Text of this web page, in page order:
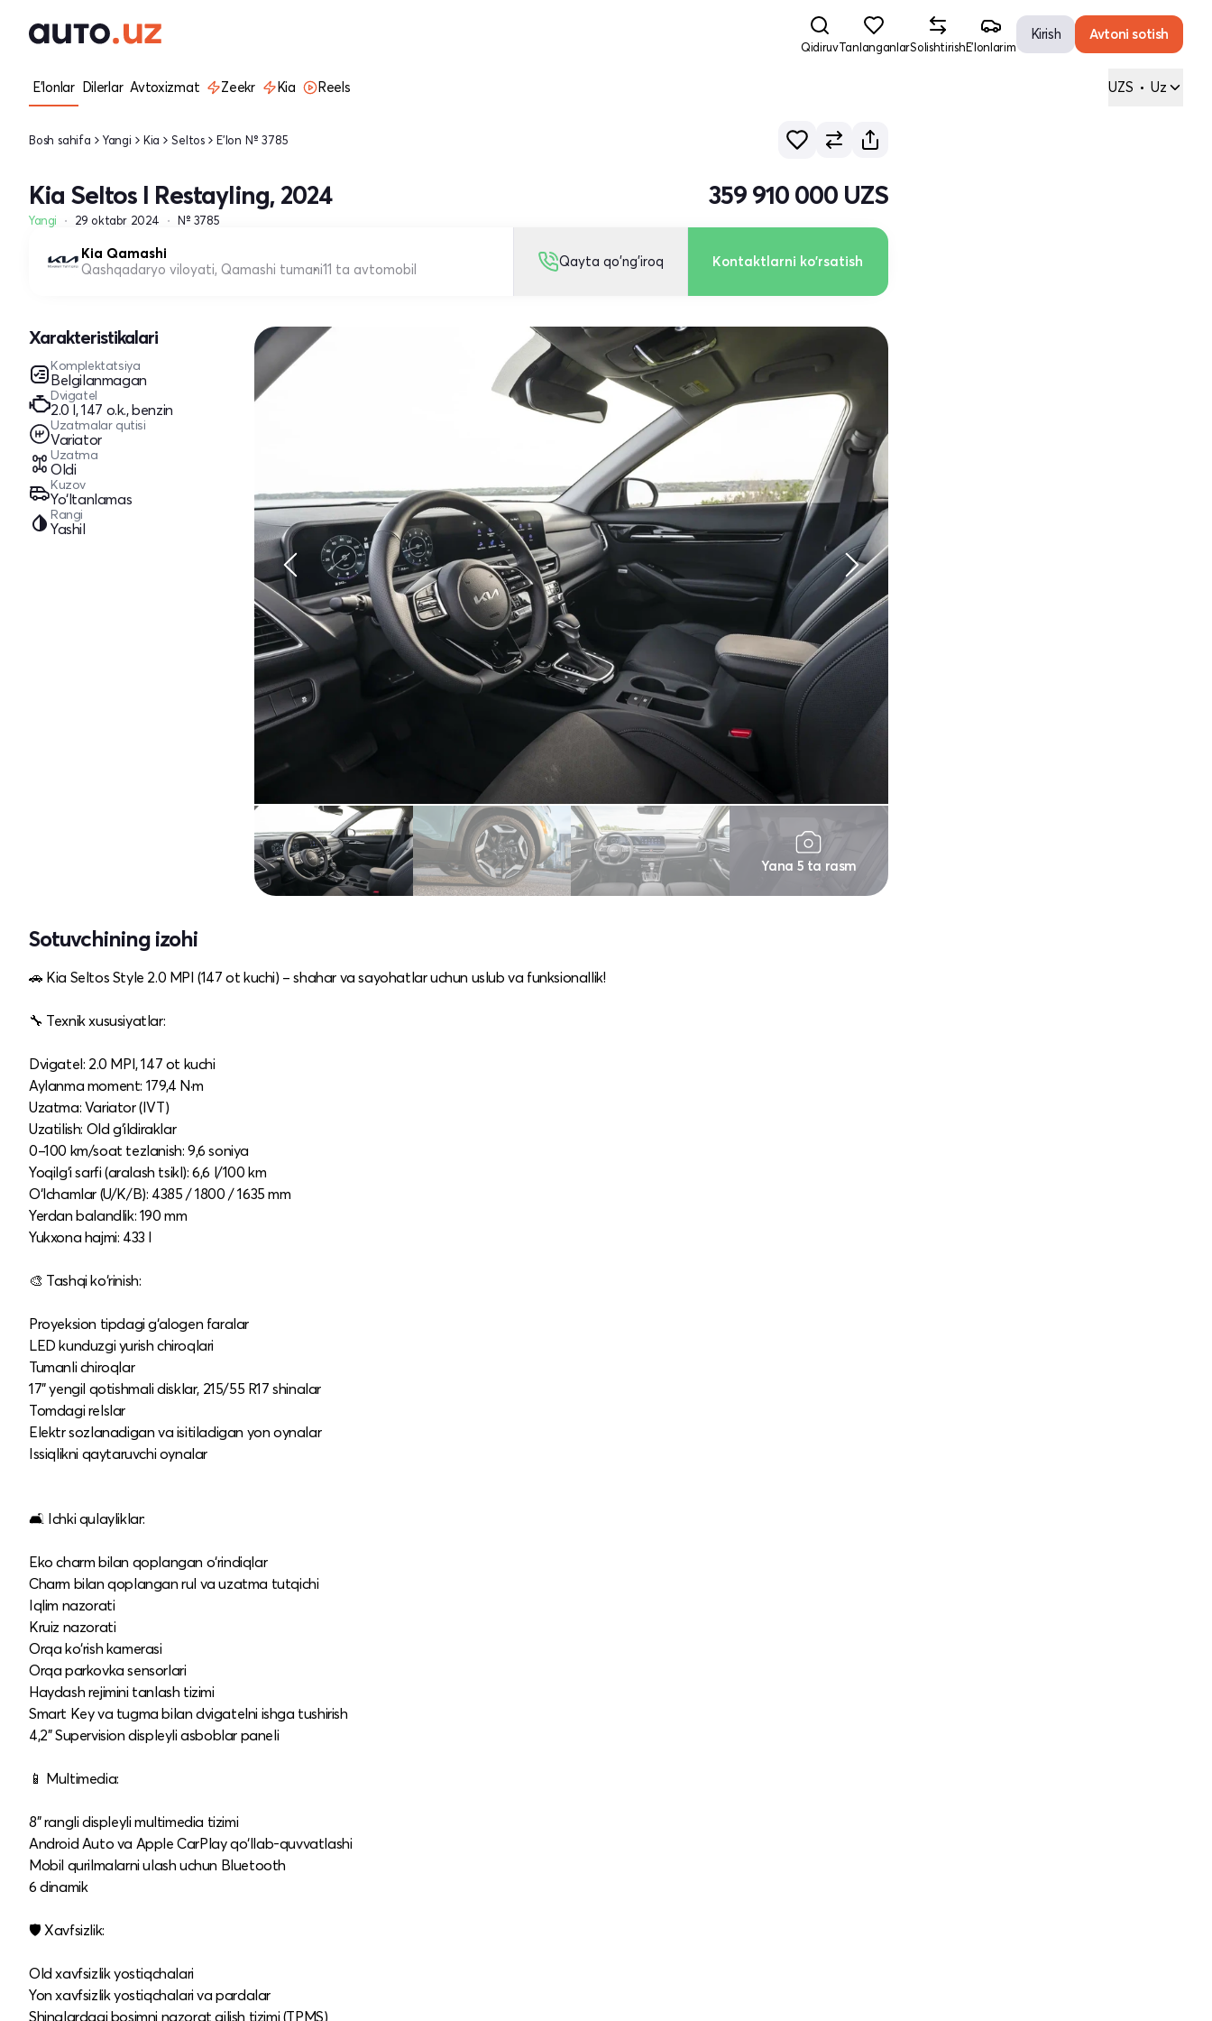
QidiruvTanlanganlarSolishtirishE'lonlarim
Kirish Avtoni sotish
E'lonlar Dilerlar Avtoxizmat Zeekr Kia Reels UZS • Uz
Bosh sahifa Yangi Kia Seltos E'lon № 3785
Kia Seltos I Restayling, 2024
Yangi 29 oktabr 2024 № 3785
359 910 000 UZS
Kia Qamashi
Qashqadaryo viloyati, Qamashi tumani11 ta avtomobil Qayta qo'ng'iroq Kontaktlarni ko'rsatish
Xarakteristikalari
Komplektatsiya
Belgilanmagan
Dvigatel
2.0 l, 147 o.k., benzin
Uzatmalar qutisi
Variator
Uzatma
Oldi
Kuzov
Yo‘ltanlamas
Rangi
Yashil
Yana 5 ta rasm
Sotuvchining izohi
🚗 Kia Seltos Style 2.0 MPI (147 ot kuchi) – shahar va sayohatlar uchun uslub va funksionallik!
🔧 Texnik xususiyatlar:
Dvigatel: 2.0 MPI, 147 ot kuchi
Aylanma moment: 179,4 N·m
Uzatma: Variator (IVT)
Uzatilish: Old g‘ildiraklar
0–100 km/soat tezlanish: 9,6 soniya
Yoqilg‘i sarfi (aralash tsikl): 6,6 l/100 km
O‘lchamlar (U/K/B): 4385 / 1800 / 1635 mm
Yerdan balandlik: 190 mm
Yukxona hajmi: 433 l
🎨 Tashqi ko‘rinish:
Proyeksion tipdagi g‘alogen faralar
LED kunduzgi yurish chiroqlari
Tumanli chiroqlar
17" yengil qotishmali disklar, 215/55 R17 shinalar
Tomdagi relslar
Elektr sozlanadigan va isitiladigan yon oynalar
Issiqlikni qaytaruvchi oynalar
🛋️ Ichki qulayliklar:
Eko charm bilan qoplangan o‘rindiqlar
Charm bilan qoplangan rul va uzatma tutqichi
Iqlim nazorati
Kruiz nazorati
Orqa ko‘rish kamerasi
Orqa parkovka sensorlari
Haydash rejimini tanlash tizimi
Smart Key va tugma bilan dvigatelni ishga tushirish
4,2" Supervision displeyli asboblar paneli
📱 Multimedia:
8" rangli displeyli multimedia tizimi
Android Auto va Apple CarPlay qo‘llab-quvvatlashi
Mobil qurilmalarni ulash uchun Bluetooth
6 dinamik
🛡️ Xavfsizlik:
Old xavfsizlik yostiqchalari
Yon xavfsizlik yostiqchalari va pardalar
Shinalardagi bosimni nazorat qilish tizimi (TPMS)